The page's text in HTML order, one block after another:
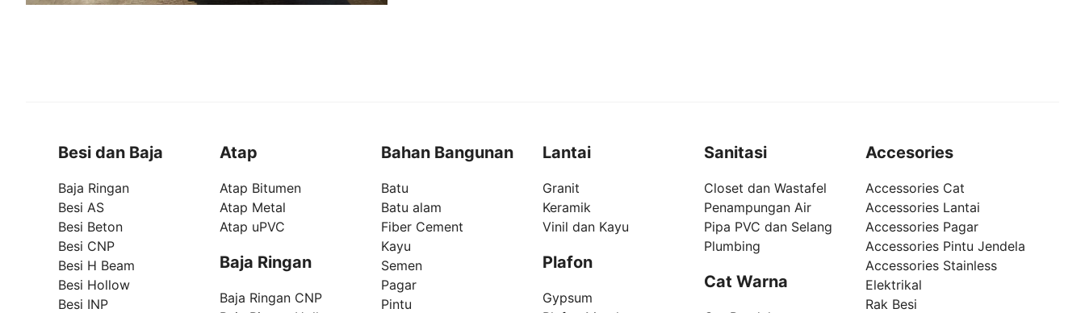
Besi dan Baja
Baja Ringan
Besi AS
Besi Beton
Besi CNP
Besi H Beam
Besi Hollow
Besi INP
Atap
Atap Bitumen
Atap Metal
Atap uPVC
Baja Ringan
Baja Ringan CNP
Bahan Bangunan
Batu
Batu alam
Fiber Cement
Kayu
Semen
Pagar
Pintu
Lantai
Granit
Keramik
Vinil dan Kayu
Plafon
Gypsum
Sanitasi
Closet dan Wastafel
Penampungan Air
Pipa PVC dan Selang
Plumbing
Cat Warna
Accesories
Accessories Cat
Accessories Lantai
Accessories Pagar
Accessories Pintu Jendela
Accessories Stainless
Elektrikal
Rak Besi